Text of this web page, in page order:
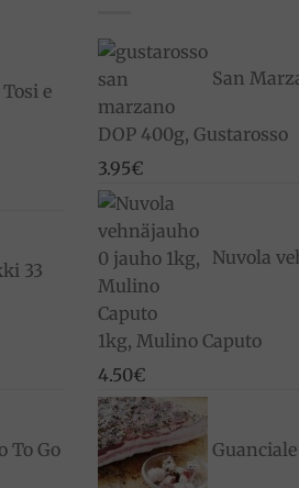
e
33
To Go
San
DOP 400g, Gustarosso
3.95€
Nuvola
1kg, Mulino Caputo
4.50€